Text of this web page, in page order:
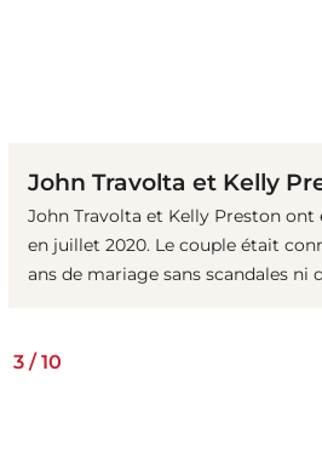
John Travolta et Kelly
John Travolta et Kelly Preston
en juillet 2020. Le couple était
ans de mariage sans scandales ni
3 /10